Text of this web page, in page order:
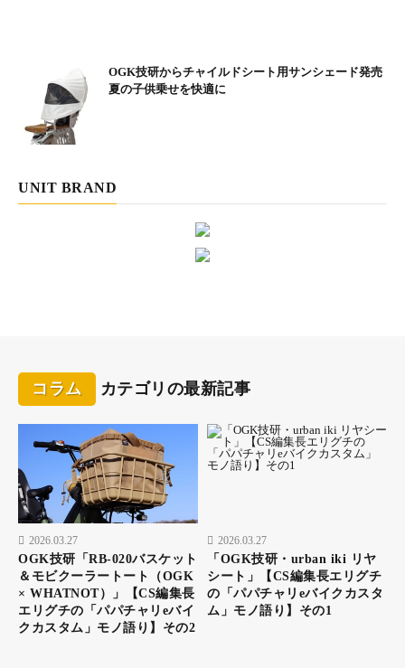
楽しみにしていた、ステージ09『千里浜なぎさドライブ
ウェイ』の入口に着くと、まさかの通行止め。こんなに
いい天気なのに、なぜだー!?
休憩場所として最適な「道の駅」。見つけるたびにトイ
レ休憩やドリンク補充、食事をしたり。さらに旅人たち
の出会いの場にもなっている
OGK技研からチャイルドシート用サンシェード発売
夏の子供乗せを快適に
UNIT BRAND
コラム カテゴリの最新記事
2026.03.27
OGK技研「RB-020バスケット
＆モビクーラートート（OGK
× WHATNOT）」【CS編集長
エリグチの「パパチャリeバイ
クカスタム」モノ語り】その2
2026.03.27
「OGK技研・urban iki リヤ
シート」【CS編集長エリグチ
の「パパチャリeバイクカスタ
ム」モノ語り】その1